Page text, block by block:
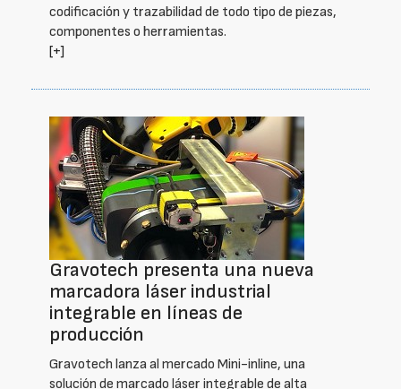
codificación y trazabilidad de todo tipo de piezas,
componentes o herramientas.
[+]
Gravotech presenta una nueva
marcadora láser industrial
integrable en líneas de
producción
Gravotech lanza al mercado Mini-inline, una
solución de marcado láser integrable de alta